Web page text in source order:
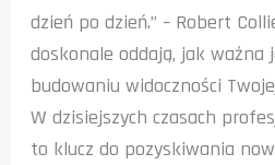
dzień po dzień.” – Robert
doskonale oddają, jak
budowaniu widoczności
W dzisiejszych czasach
to klucz do pozyskiwania